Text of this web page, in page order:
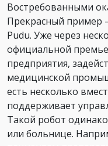
Востребованными
Прекрасный пример
Pudu. Уже через
официальной
предприятия,
медицинской
есть несколько
поддерживает
Такой робот
или больнице.